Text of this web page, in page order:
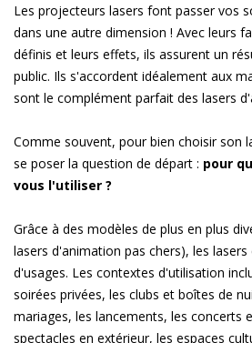
Les projecteurs lasers font passer vos
dans une autre dimension ! Avec leurs
définis et leurs effets, ils assurent un
public. Ils s'accordent idéalement aux
sont le complément parfait des lasers
Comme souvent, pour bien choisir son
se poser la question de départ : pour
vous l'utiliser ?
Grâce à des modèles de plus en plus
lasers d'animation pas chers), les
d'usages. Les contextes d'utilisation
soirées privées, les clubs et boîtes de
mariages, les lancements, les concerts
spectacles en extérieur, les espaces